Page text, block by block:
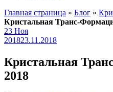
Главная страница » Блог »
Кристальная Транс-
23 Ноя
201823.11.2018
Кристальная
2018